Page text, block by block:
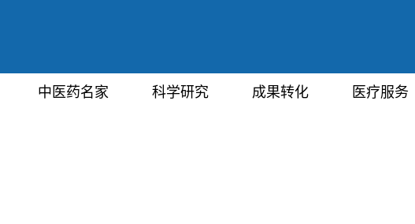
中医药名家 科学研究 成果转化 医疗服务